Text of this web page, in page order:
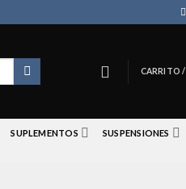
CARRITO /
SUPLEMENTOS
SUSPENSIONES